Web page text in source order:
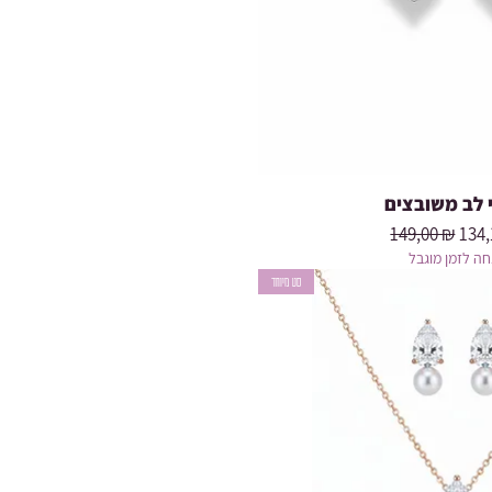
לב משובצים
Prix original
149,00 ₪
לזמן מוגבל
סט מיוחד